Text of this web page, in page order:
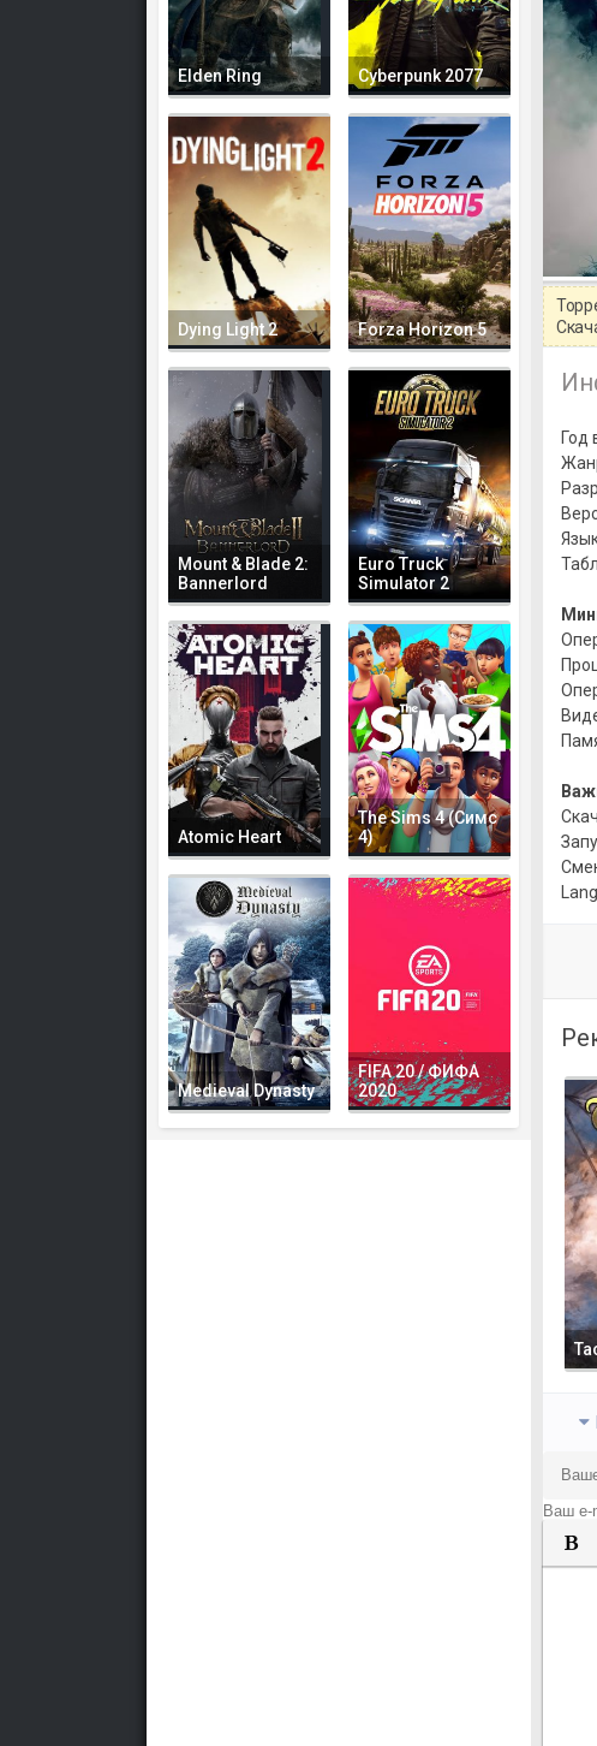
Год
Elden Ring Cyberpunk 2077
Dying Light 2 Forza Horizon 5
Mount & Blade 2:
Bannerlord
Euro Truck
Simulator 2
Atomic Heart
The Sims 4 (Симс
4)
Medieval Dynasty
FIFA 20 / ФИФА
2020